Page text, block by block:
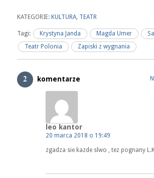
KATEGORIE: KULTURA, TEATR
Tagi: Krystyna Janda Magda Umer
Teatr Polonia
Zapiski z wygnania
2 komentarze
leo kantor
20 marca 2018 o 19:49
zgadza sie kazde slwo , tez pognany